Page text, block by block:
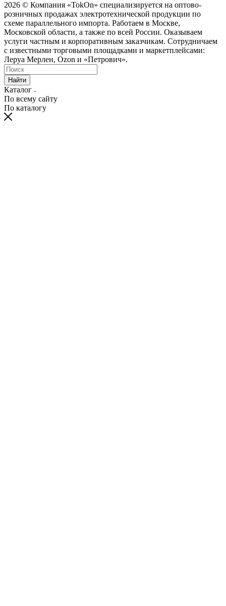
2026 © Компания «TokOn» специализируется на оптово-
розничных продажах электротехнической продукции по
схеме параллельного импорта. Работаем в Москве,
Московской области, а также по всей России. Оказываем
услуги частным и корпоративным заказчикам. Сотрудничаем
с известными торговыми площадками и маркетплейсами:
Леруа Мерлен, Ozon и «Петрович».
Найти
Каталог
По всему сайту
По каталогу